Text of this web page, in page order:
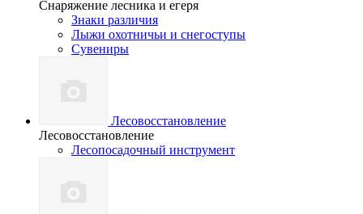
Снаряжение лесника и егеря
Знаки различия
Лыжи охотничьи и снегоступы
Сувениры
Лесовосстановление
Лесовосстановление
Лесопосадочный инструмент